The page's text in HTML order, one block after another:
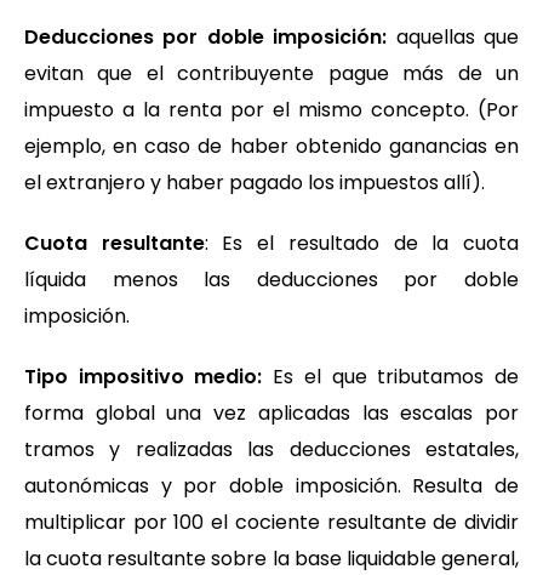
Deducciones por doble imposición: aquellas que
evitan que el contribuyente pague más de un
impuesto a la renta por el mismo concepto. (Por
ejemplo, en caso de haber obtenido ganancias en
el extranjero y haber pagado los impuestos allí).
Cuota resultante: Es el resultado de la cuota
líquida menos las deducciones por doble
imposición.
Tipo impositivo medio: Es el que tributamos de
forma global una vez aplicadas las escalas por
tramos y realizadas las deducciones estatales,
autonómicas y por doble imposición. Resulta de
multiplicar por 100 el cociente resultante de dividir
la cuota resultante sobre la base liquidable general,